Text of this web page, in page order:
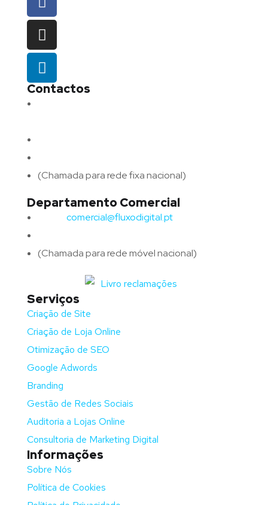
Contactos
(Chamada para rede fixa nacional)
Departamento Comercial
comercial@fluxodigital.pt
(Chamada para rede móvel nacional)
Serviços
Criação de Site
Criação de Loja Online
Otimização de SEO
Google Adwords
Branding
Gestão de Redes Sociais
Auditoria a Lojas Online
Consultoria de Marketing Digital
Informações
Sobre Nós
Política de Cookies